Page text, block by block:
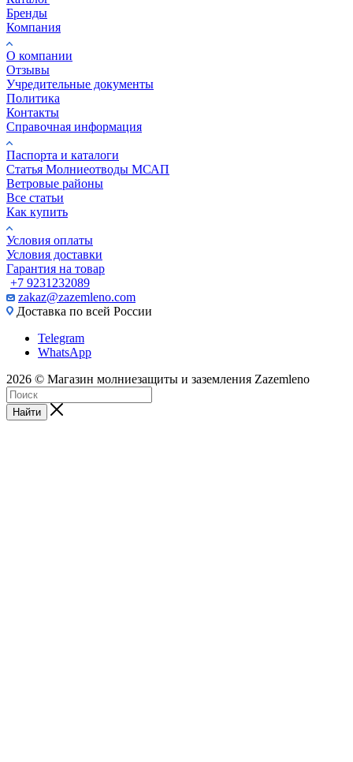
Бренды
Компания
О компании
Отзывы
Учредительные документы
Политика
Контакты
Справочная информация
Паспорта и каталоги
Статья Молниеотводы МСАП
Ветровые районы
Все статьи
Как купить
Условия оплаты
Условия доставки
Гарантия на товар
+7 9231232089
zakaz@zazemleno.com
Доставка по всей России
Telegram
WhatsApp
2026 © Магазин молниезащиты и заземления Zazemleno
Найти